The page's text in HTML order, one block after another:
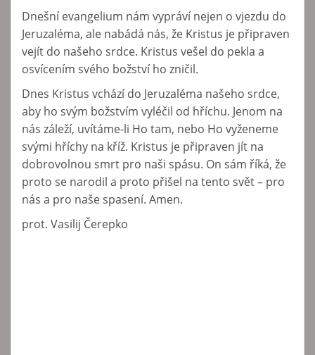
Dnešní evangelium nám vypráví nejen o vjezdu do
Jeruzaléma, ale nabádá nás, že Kristus je připraven
vejít do našeho srdce. Kristus vešel do pekla a
osvícením svého božství ho zničil.
Dnes Kristus vchází do Jeruzaléma našeho srdce,
aby ho svým božstvím vyléčil od hříchu. Jenom na
nás záleží, uvítáme-li Ho tam, nebo Ho vyženeme
svými hříchy na kříž. Kristus je připraven jít na
dobrovolnou smrt pro naši spásu. On sám říká, že
proto se narodil a proto přišel na tento svět – pro
nás a pro naše spasení. Amen.
prot. Vasilij Čerepko